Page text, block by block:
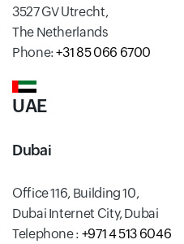
3527 GV Utrecht,
The Netherlands
Phone:+31 85 066 6700
UAE
Dubai
Office 116, Building 10,
Dubai Internet City, Dubai
Telephone : +971 4 513 6046